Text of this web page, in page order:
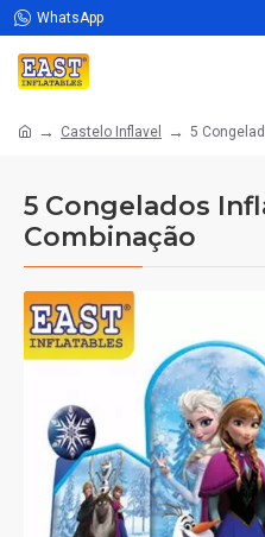
WhatsApp
Castelo Inflavel 5
5 Congelados
Combinação